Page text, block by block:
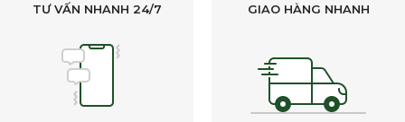
TƯ VẤN NHANH 24/7 GIAO HÀNG NHANH